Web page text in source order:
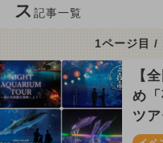
ス 記事一覧
1ページ目 /
【
め
ツ